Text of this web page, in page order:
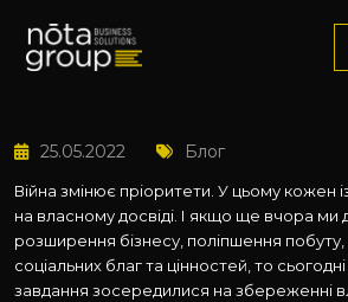
25.05.2022 Блог
Війна змінює пріоритети. У цьому кожен
на власному досвіді. І якщо ще вчора ми
розширення бізнесу, поліпшення
соціальних благ та цінностей, то
завдання зосередилися на збереженні